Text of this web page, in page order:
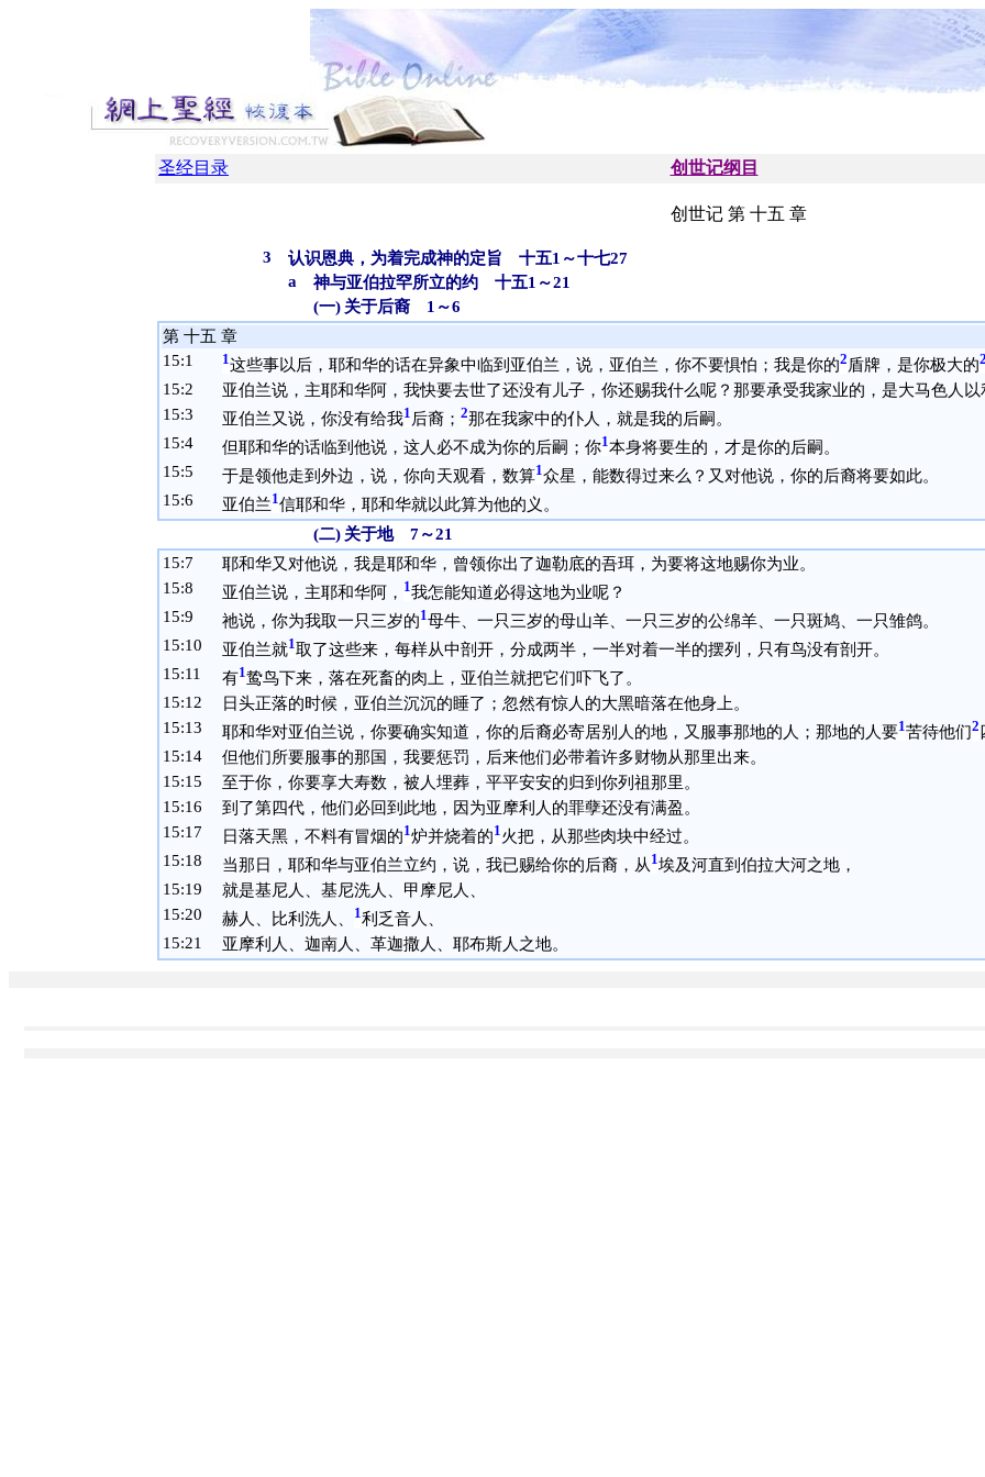
圣经目录 创世记纲目
创世记 第 十五 章
3
认识恩典，为着完成神的定旨 十五1～十七27
a
神与亚伯拉罕所立的约 十五1～21
(一) 关于后裔 1～6
第 十五 章
15:1 1这些事以后，耶和华的话在异象中临到亚伯兰，说，亚伯兰，你不要惧怕；我是你的2 盾牌，是你极大的
15:2
亚伯兰说，主耶和华阿，我快要去世了还没有儿子，你还赐我什么呢？那要承受我家业的，是大马色人以
15:3 亚伯兰又说，你没有给我1 后裔； 2那在我家中的仆人，就是我的后嗣。
15:4 但耶和华的话临到他说，这人必不成为你的后嗣；你1本身将要生的，才是你的后嗣。
15:5 于是领他走到外边，说，你向天观看，数算1众星，能数得过来么？又对他说，你的后裔将要如此。
15:6 亚伯兰1信耶和华，耶和华就以此算为他的义。
(二) 关于地 7～21
15:7
耶和华又对他说，我是耶和华，曾领你出了迦勒底的吾珥，为要将这地赐你为业。
15:8 亚伯兰说，主耶和华阿， 1我怎能知道必得这地为业呢？
15:9 祂说，你为我取一只三岁的1母牛、一只三岁的母山羊、一只三岁的公绵羊、一只斑鸠、一只雏鸽。
15:10 亚伯兰就1取了这些来，每样从中剖开，分成两半，一半对着一半的摆列，只有鸟没有剖开。
15:11 有1鸷鸟下来，落在死畜的肉上，亚伯兰就把它们吓飞了。
15:12
日头正落的时候，亚伯兰沉沉的睡了；忽然有惊人的大黑暗落在他身上。
15:13 耶和华对亚伯兰说，你要确实知道，你的后裔必寄居别人的地，又服事那地的人；那地的人要1苦待他们2
15:14
但他们所要服事的那国，我要惩罚，后来他们必带着许多财物从那里出来。
15:15
至于你，你要享大寿数，被人埋葬，平平安安的归到你列祖那里。
15:16
到了第四代，他们必回到此地，因为亚摩利人的罪孽还没有满盈。
15:17 日落天黑，不料有冒烟的1炉并烧着的1火把，从那些肉块中经过。
15:18 当那日，耶和华与亚伯兰立约，说，我已赐给你的后裔，从 1埃及河直到伯拉大河之地，
15:19
就是基尼人、基尼洗人、甲摩尼人、
15:20 赫人、比利洗人、 1利乏音人、
15:21 亚摩利人、迦南人、革迦撒人、耶布斯人之地。